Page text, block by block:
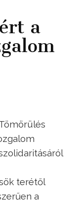
a
terétől
a